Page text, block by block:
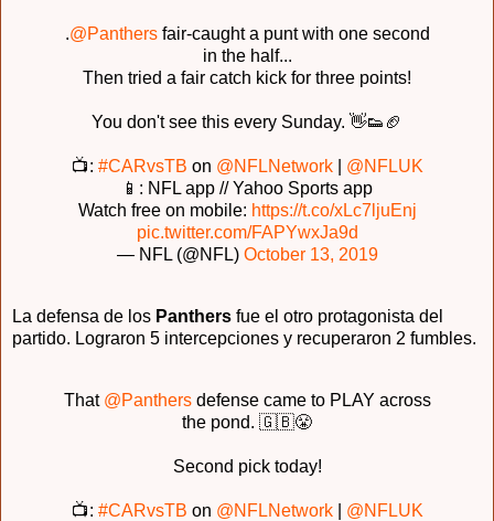
.@Panthersfair-caught a punt with one second
in the half...
Then tried a fair catch kick for three points!
You don't see this every Sunday. 👋👟🏈
📺: #CARvsTB on @NFLNetwork| @NFLUK
📱: NFL app // Yahoo Sports app
Watch free on mobile: https://t.co/xLc7ljuEnj
pic.twitter.com/FAPYwxJa9d
— NFL (@NFL) October 13, 2019
La defensa de los Panthers fue el otro protagonista del
partido. Lograron 5 intercepciones y recuperaron 2 fumbles.
That @Panthersdefense came to PLAY across
the pond. 🇬🇧😤
Second pick today!
📺: #CARvsTB on @NFLNetwork| @NFLUK